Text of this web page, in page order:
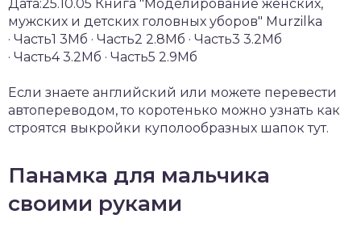
Дата:25.10.05 Книга "Моделирование женских,
мужских и детских головных уборов" Murzilka
· Часть1 3Мб · Часть2 2.8Мб · Часть3 3.2Мб
· Часть4 3.2Мб · Часть5 2.9Мб
Если знаете английский или можете перевести
автопереводом, то коротенько можно узнать как
строятся выкройки куполообразных шапок тут.
Панамка для мальчика
своими руками